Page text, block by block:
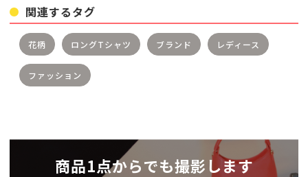
関連するタグ
花柄 ロングTシャツ ブランド レディース
ファッション
商品1点からでも撮影します